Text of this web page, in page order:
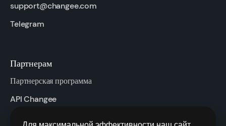
support@changee.com
Telegram
Партнерам
Партнерская программа
API Changee